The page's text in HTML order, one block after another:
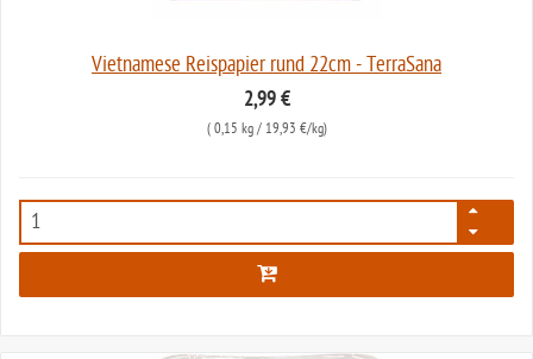
Vietnamese Reispapier rund 22cm - TerraSana
2,99 €
( 0,15 kg/ 19,93 €/kg)
7893